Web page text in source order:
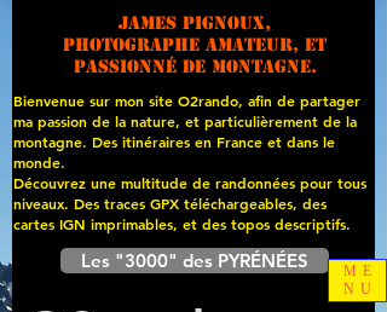
James PIGNOUX,
photographe amateur, et
passionné de montagne.
Bienvenue sur mon site O2rando, afin de partager
ma passion de la nature, et particulièrement de la
montagne. Des itinéraires en France et dans le
monde.
Découvrez une multitude de randonnées pour tous
niveaux. Des traces GPX téléchargeables, des
cartes IGN imprimables, et des topos descriptifs.
Les "3000" des PYRÉNÉES
ME
NU